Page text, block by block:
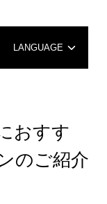
LANGUAGE
おすす
のご紹介